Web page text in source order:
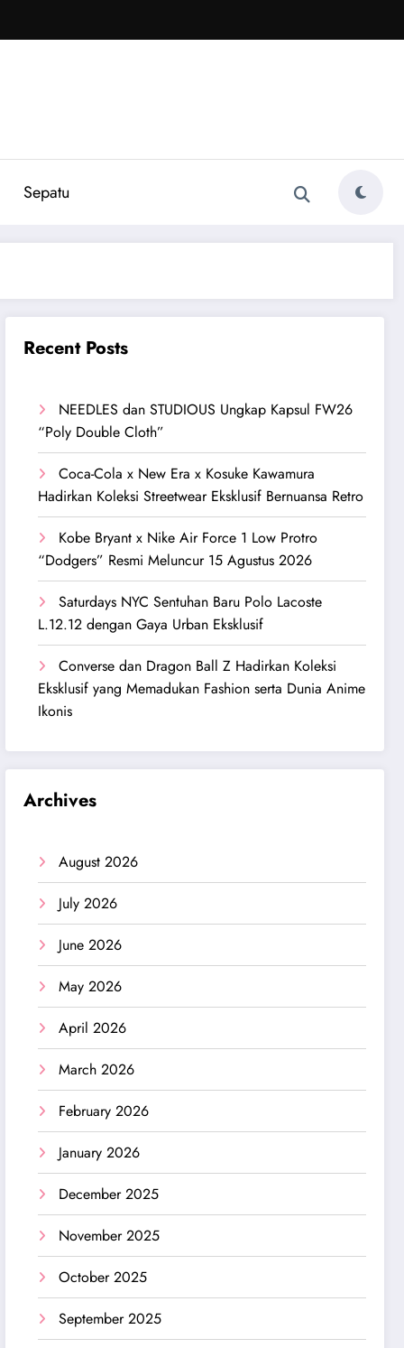
Sepatu
Recent Posts
NEEDLES dan STUDIOUS Ungkap Kapsul FW26
“Poly Double Cloth”
Coca-Cola x New Era x Kosuke Kawamura
Hadirkan Koleksi Streetwear Eksklusif Bernuansa Retro
Kobe Bryant x Nike Air Force 1 Low Protro
“Dodgers” Resmi Meluncur 15 Agustus 2026
Saturdays NYC Sentuhan Baru Polo Lacoste
L.12.12 dengan Gaya Urban Eksklusif
Converse dan Dragon Ball Z Hadirkan Koleksi
Eksklusif yang Memadukan Fashion serta Dunia Anime
Ikonis
Archives
August 2026
July 2026
June 2026
May 2026
April 2026
March 2026
February 2026
January 2026
December 2025
November 2025
October 2025
September 2025